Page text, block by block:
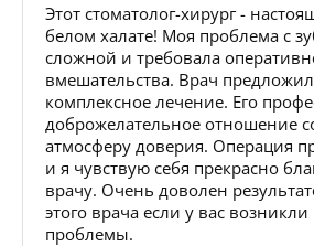
Этот стоматолог-хирург -
белом халате! Моя проблема с
сложной и требовала
вмешательства. Врач
комплексное лечение. Его
доброжелательное отношение
атмосферу доверия. Операция
и я чувствую себя прекрасно
врачу. Очень доволен
этого врача если у вас
проблемы.